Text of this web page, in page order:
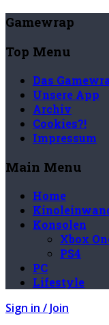
Gamewrap
Top Menu
Das
Unsere App
Archiv
Cookies?!
Impressum
Main Menu
Home
Konsolen
Xbox
PS4
PC
Lifestyle
Sign in / Join